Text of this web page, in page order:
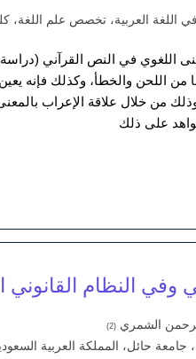
اللغة العربية، تخصص علم اللغة،
اللغوي في النص القرآني
اللحن والخطأ، وكذلك فإنه
وذلك من خلال علاقة الإعراب
على ذلك
وفي النظام
الشمري(2)
جامعة حائل، المملكة العربية